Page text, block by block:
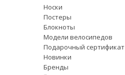
Носки
Постеры
Блокноты
Модели велосипедов
Подарочный сертификат
Новинки
Бренды